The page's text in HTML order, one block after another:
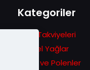
Kategoriler
Gıda Takviyeleri
Bitkisel Yağlar
Ballar ve Polenler